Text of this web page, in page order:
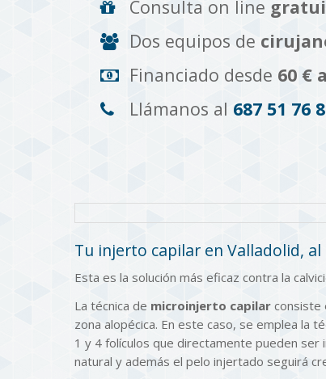
Consulta on line
Dos equipos de
Financiado desde 60 €
Llámanos al 687 51 76
Tu injerto capilar en Valladolid,
Esta es la solución más eficaz contra la
La técnica de microinjerto capilar consiste
zona alopécica. En este caso, se emplea la
1 y 4 folículos que directamente pueden
natural y además el pelo injertado seguirá